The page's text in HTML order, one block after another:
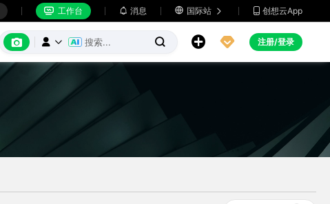
 工作台  消息  国际站   创想云App
      注册/登录